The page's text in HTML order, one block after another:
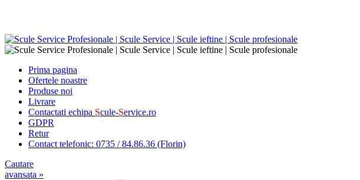
Prima pagina
Ofertele noastre
Produse noi
Livrare
Contactati echipa Scule-Service.ro
GDPR
Retur
Contact telefonic: 0735 / 84.86.36 (Florin)
Cautare
avansata »